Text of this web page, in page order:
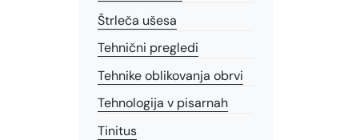
Štrleča ušesa
Tehnični pregledi
Tehnike oblikovanja obrvi
Tehnologija v pisarnah
Tinitus